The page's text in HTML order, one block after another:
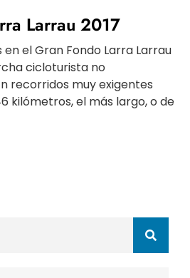
Larrau 2017
el Gran Fondo Larra Larrau
cicloturista no
recorridos muy exigentes
kilómetros, el más largo, o de